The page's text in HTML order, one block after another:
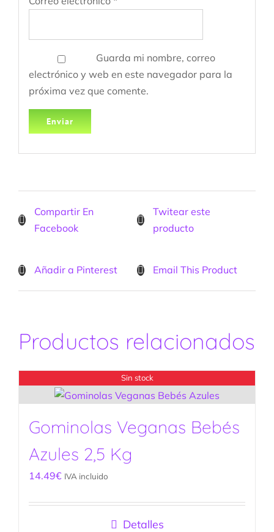
Guarda mi nombre, correo
electrónico y web en este navegador para la
próxima vez que comente.
Compartir En
Facebook
Twitear este
producto
Añadir a Pinterest Email This Product
Productos relacionados
Sin stock
Gominolas Veganas Bebés
Azules 2,5 Kg
14.49€ IVA incluido
Detalles